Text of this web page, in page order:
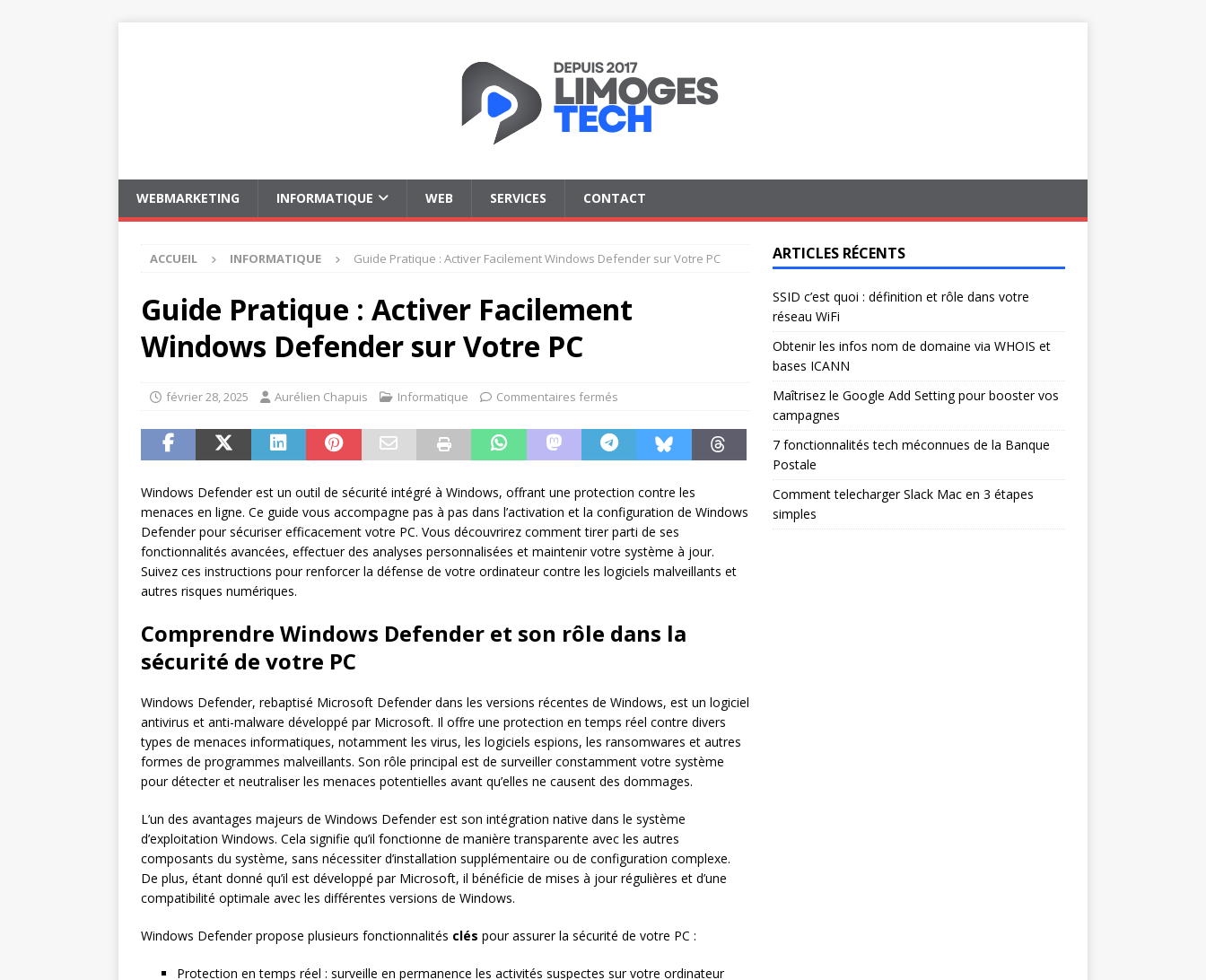
WEBMARKETING INFORMATIQUE WEB SERVICES CONTACT
ACCUEIL INFORMATIQUE Guide Pratique : Activer Facilement Windows Defender sur Votre PC
Guide Pratique : Activer Facilement
Windows Defender sur Votre PC
février 28, 2025 Aurélien Chapuis Informatique Commentaires fermés
Windows Defender est un outil de sécurité intégré à Windows, offrant une protection contre les
menaces en ligne. Ce guide vous accompagne pas à pas dans l’activation et la configuration de Windows
Defender pour sécuriser efficacement votre PC. Vous découvrirez comment tirer parti de ses
fonctionnalités avancées, effectuer des analyses personnalisées et maintenir votre système à jour.
Suivez ces instructions pour renforcer la défense de votre ordinateur contre les logiciels malveillants et
autres risques numériques.
Comprendre Windows Defender et son rôle dans la
sécurité de votre PC
Windows Defender, rebaptisé Microsoft Defender dans les versions récentes de Windows, est un logiciel
antivirus et anti-malware développé par Microsoft. Il offre une protection en temps réel contre divers
types de menaces informatiques, notamment les virus, les logiciels espions, les ransomwares et autres
formes de programmes malveillants. Son rôle principal est de surveiller constamment votre système
pour détecter et neutraliser les menaces potentielles avant qu’elles ne causent des dommages.
L’un des avantages majeurs de Windows Defender est son intégration native dans le système
d’exploitation Windows. Cela signifie qu’il fonctionne de manière transparente avec les autres
composants du système, sans nécessiter d’installation supplémentaire ou de configuration complexe.
De plus, étant donné qu’il est développé par Microsoft, il bénéficie de mises à jour régulières et d’une
compatibilité optimale avec les différentes versions de Windows.
Windows Defender propose plusieurs fonctionnalités clés pour assurer la sécurité de votre PC :
Protection en temps réel : surveille en permanence les activités suspectes sur votre ordinateur
ARTICLES RÉCENTS
SSID c’est quoi : définition et rôle dans votre
réseau WiFi
Obtenir les infos nom de domaine via WHOIS et
bases ICANN
Maîtrisez le Google Add Setting pour booster vos
campagnes
7 fonctionnalités tech méconnues de la Banque
Postale
Comment telecharger Slack Mac en 3 étapes
simples